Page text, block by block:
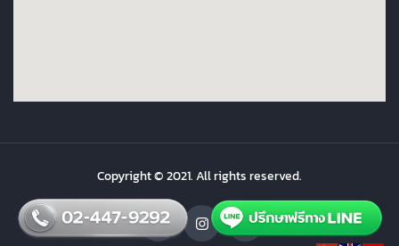
Copyright © 2021. All rights reserved.